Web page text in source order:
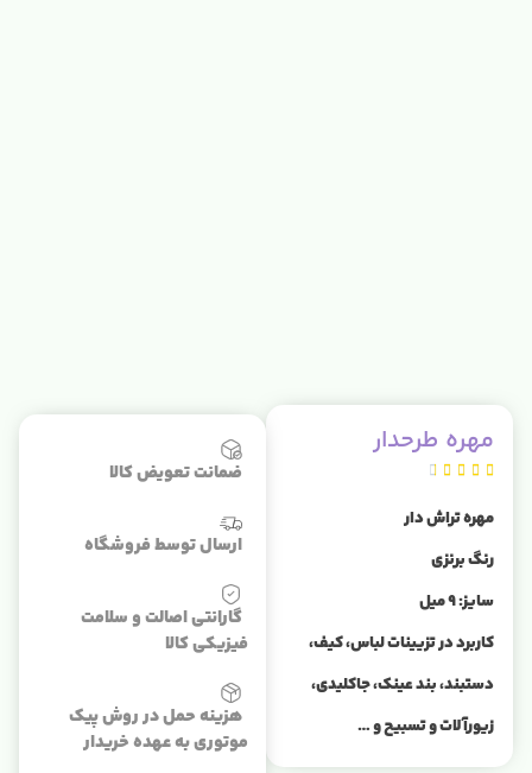
مهره طرحدار





مهره تراش دار
رنگ برنزی
سایز: 9 میل
کاربرد در تزیینات لباس، کیف،
دستبند، بند عینک، جاکلیدی،
زیورآلات و تسبیح و …
ضمانت تعویض کالا
ارسال توسط فروشگاه
گارانتی اصالت و سلامت
فیزیکی کالا
هزینه حمل در روش پیک
موتوری به عهده خریدار